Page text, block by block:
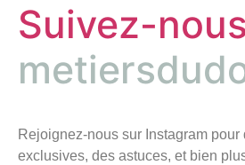
Suivez-
Rejoignez-nous sur Instagram pour
exclusives, des astuces, et bien